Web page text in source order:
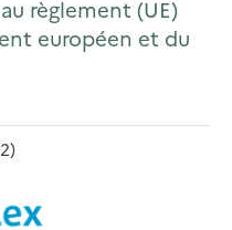
règlement (UE)
européen et du